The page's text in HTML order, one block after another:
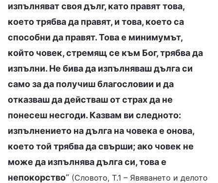
изпълняват своя дълг, като правят това,
което трябва да правят, и това, което са
способни да правят. Това е минимумът,
който човек, стремящ се към Бог, трябва да
изпълни. Не бива да изпълняваш дълга си
само за да получиш благословии и да
отказваш да действаш от страх да не
понесеш несгоди. Казвам ви следното:
изпълнението на дълга на човека е онова,
което той трябва да свърши; ако човек не
може да изпълнява дълга си, това е
непокорство“ (Словото, Т.1 – Явяването и делото